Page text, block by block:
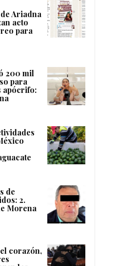
Ariadna
acto
para
200 mil
para
apócrifo:
de
2.
Morena
corazón,